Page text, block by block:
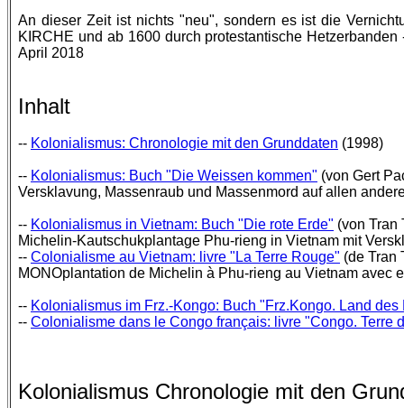
An dieser Zeit ist nichts "neu", sondern es ist die
KIRCHE und ab 1600 durch protestantische
April 2018
Inhalt
-- Kolonialismus: Chronologie mit den Grunddaten (1998)
-- Kolonialismus: Buch "Die Weissen kommen" (von Gert
Versklavung, Massenraub und Massenmord auf allen
-- Kolonialismus in Vietnam: Buch "Die rote Erde" (von Tran
Michelin-Kautschukplantage Phu-rieng in Vietnam mit
-- Colonialisme au Vietnam: livre "La Terre Rouge" (de Tran
MONOplantation de Michelin à Phu-rieng au Vietnam
-- Kolonialismus im Frz.-Kongo: Buch "Frz.Kongo. Land des
-- Colonialisme dans le Congo français: livre "Congo. Terre
Kolonialismus Chronologie mit den